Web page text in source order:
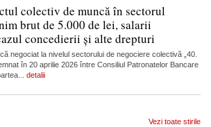
colectiv de muncă în sectorul
brut de 5.000 de lei, salarii
concedierii și alte drepturi
negociat la nivelul sectorului de negociere colectivă „40.
în 20 aprilie 2026 între Consiliul Patronatelor Bancare
detalii
Vezi toate stirile